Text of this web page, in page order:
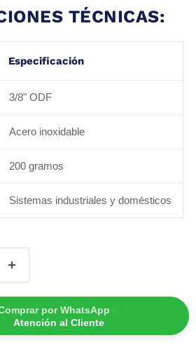
TÉCNICAS:
Especificación
3/8" ODF
Acero inoxidable
200 gramos
Sistemas industriales y domésticos
por WhatsApp
Atención al Cliente